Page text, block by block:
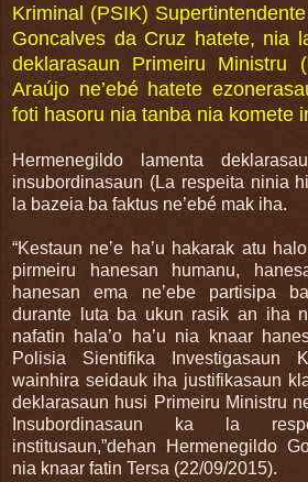
Kriminal (PSIK)
Goncalves da Cruz hatete, nia
deklarasaun Primeiru Ministru
Araújo ne’ebé hatete
foti hasoru nia tanba nia komete
Hermenegildo lamenta
insubordinasaun (La respeita ninia
la bazeia ba faktus ne’ebé mak iha.
“Kestaun ne’e ha’u hakarak atu
pirmeiru hanesan humanu,
hanesan ema ne’ebe partisipa
durante luta ba ukun rasik an iha
nafatin hala’o ha’u nia knaar
Polisia Sientifika Investigasaun
wainhira seidauk iha justifikasaun
deklarasaun husi Primeiru Ministru
Insubordinasaun ka la
institusaun,”dehan Hermenegildo
nia knaar fatin Tersa (22/09/2015).